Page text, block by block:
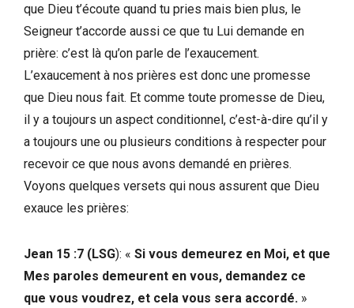
que Dieu t’écoute quand tu pries mais bien plus, le
Seigneur t’accorde aussi ce que tu Lui demande en
prière: c’est là qu’on parle de l’exaucement.
L’exaucement à nos prières est donc une promesse
que Dieu nous fait. Et comme toute promesse de Dieu,
il y a toujours un aspect conditionnel, c’est-à-dire qu’il y
a toujours une ou plusieurs conditions à respecter pour
recevoir ce que nous avons demandé en prières.
Voyons quelques versets qui nous assurent que Dieu
exauce les prières:
Jean 15 :7 (LSG): « Si vous demeurez en Moi, et que
Mes paroles demeurent en vous, demandez ce
que vous voudrez, et cela vous sera accordé. »